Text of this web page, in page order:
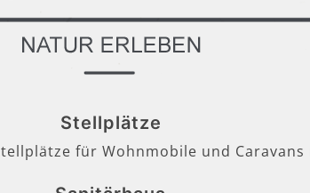
Stellplätze
für Wohnmobile und Caravans